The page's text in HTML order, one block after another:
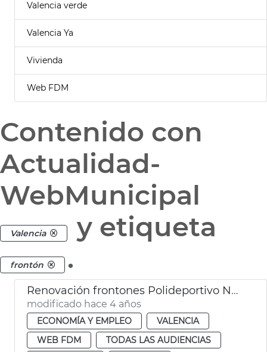
Valencia verde
Valencia Ya
Vivienda
Web FDM
Contenido con
Actualidad-
WebMunicipal
Valencia y etiqueta
frontón .
Renovación frontones Polideportivo Natzaret
modificado hace 4 años
ECONOMÍA Y EMPLEO
VALENCIA
WEB FDM
TODAS LAS AUDIENCIAS